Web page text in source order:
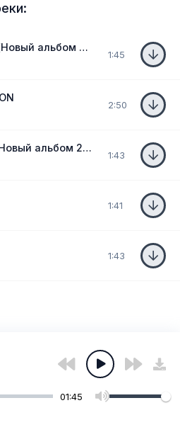
Футуро архаика (Новый альбом 2024)
1:45
2:50
ГАНДИКАП ХП 1 (Новый альбом 2024)
1:43
1:41
1:43
01:45